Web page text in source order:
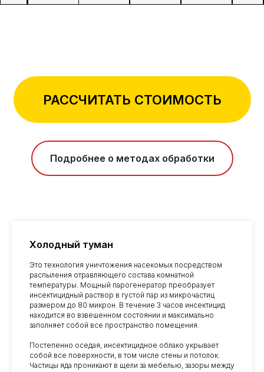
РАССЧИТАТЬ СТОИМОСТЬ
Подробнее о методах обработки
Холодный туман
Это технология уничтожения насекомых посредством
распыления отравляющего состава комнатной
температуры. Мощный парогенератор преобразует
инсектицидный раствор в густой пар из микрочастиц
размером до 80 микрон. В течение 3 часов инсектицид
находится во взвешенном состоянии и максимально
заполняет собой все пространство помещения.
Постепенно оседая, инсектицидное облако укрывает
собой все поверхности, в том числе стены и потолок.
Частицы яда проникают в щели за мебелью, зазоры между
Обработка от клопов
+7
Я подтверждаю ознакомление и даю
Согласие на обработку моих персональных
данныхв порядке и на условиях, указанных
Политике обработки персональных
данных
ЗАКАЗАТЬ ОБРАБОТКУ